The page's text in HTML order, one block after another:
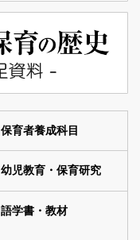
保育者養成科目
幼児教育・保育研究
語学書・教材